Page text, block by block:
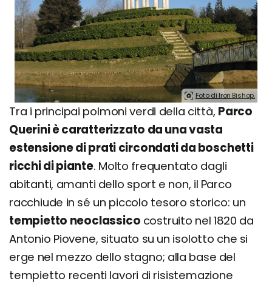
Foto di Iron Bishop.
Tra i principai polmoni verdi della città, Parco
Querini è caratterizzato da una vasta
estensione di prati circondati da boschetti
ricchi di piante. Molto frequentato dagli
abitanti, amanti dello sport e non, il Parco
racchiude in sé un piccolo tesoro storico: un
tempietto neoclassico costruito nel 1820 da
Antonio Piovene, situato su un isolotto che si
erge nel mezzo dello stagno; alla base del
tempietto recenti lavori di risistemazione